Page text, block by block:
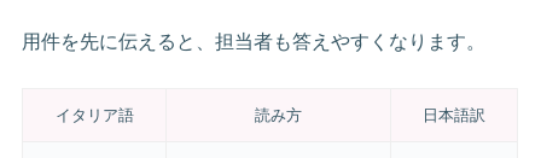
用件を先に伝えると、担当者も答えやすくなります。
イタリア語 読み方 日本語訳